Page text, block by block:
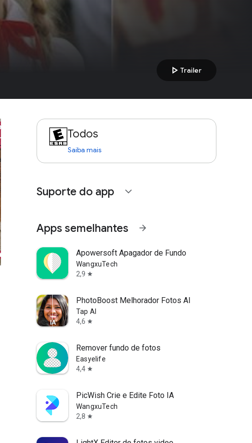
play_arrow Trailer
Todos
Saiba mais
Suporte do app expand_more
Apps semelhantes arrow_forward
Apowersoft Apagador de Fundo
WangxuTech
2,9 star
PhotoBoost Melhorador Fotos AI
Tap AI
4,6 star
Remover fundo de fotos
Easyelife
4,4 star
PicWish Crie e Edite Foto IA
WangxuTech
2,8 star